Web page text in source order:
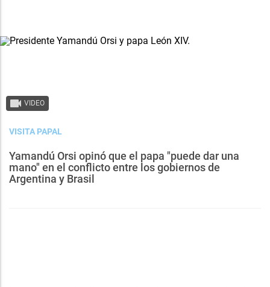
VIDEO
VISITA PAPAL
Yamandú Orsi opinó que el papa "puede dar una
mano" en el conflicto entre los gobiernos de
Argentina y Brasil